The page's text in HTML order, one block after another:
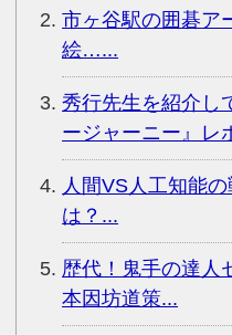
市ヶ谷駅の囲碁ア
絵…...
秀行先生を紹介し
ージャーニー』レ
人間VS人工知能
は？...
歴代！鬼手の達人
本因坊道策...